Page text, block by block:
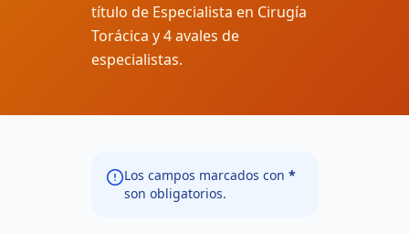
título de Especialista en Cirugía
Torácica y 4 avales de
especialistas.
Los campos marcados con *
son obligatorios.